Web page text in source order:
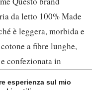
esperienza sul mio